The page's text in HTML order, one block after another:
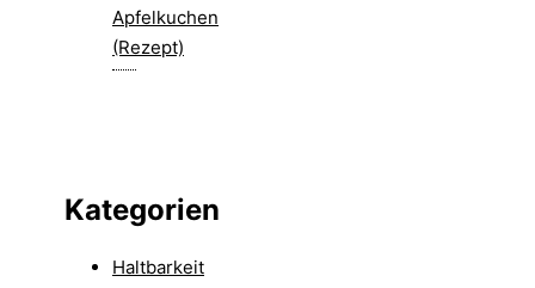
Apfelkuchen
(Rezept)
Kategorien
Haltbarkeit